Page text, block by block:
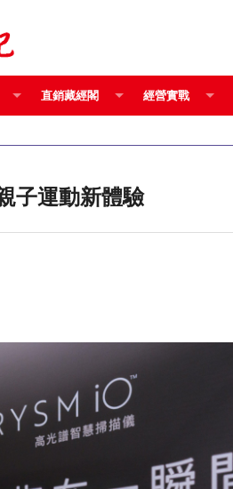
直銷藏經閣 經營實戰
以健康量測打造親子運動新體驗